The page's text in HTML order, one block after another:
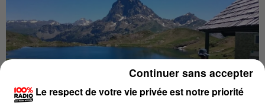
Le respect de votre vie privée est notre priorité
Continuer sans accepter